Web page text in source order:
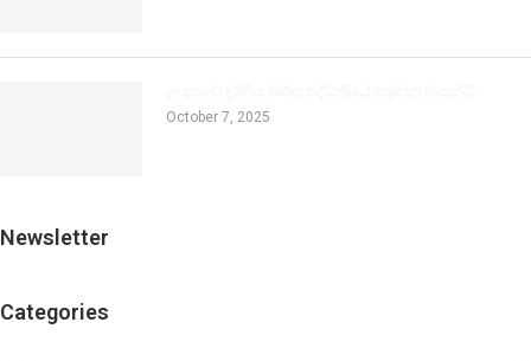
October 7, 2025
Newsletter
Categories